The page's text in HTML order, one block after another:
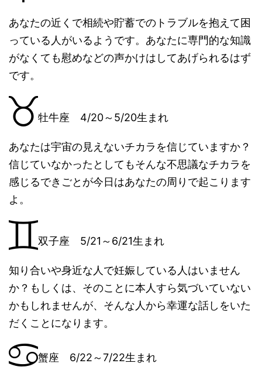
あなたの近くで相続や貯蓄でのトラブルを抱えて困
っている人がいるようです。あなたに専門的な知識
がなくても慰めなどの声かけはしてあげられるはず
です。
牡牛座 4/20～5/20生まれ
あなたは宇宙の見えないチカラを信じていますか？
信じていなかったとしてもそんな不思議なチカラを
感じるできごとが今日はあなたの周りで起こります
よ。
双子座 5/21～6/21生まれ
知り合いや身近な人で妊娠している人はいません
か？もしくは、そのことに本人すら気づいていない
かもしれませんが、そんな人から幸運な話しをいた
だくことになります。
蟹座 6/22～7/22生まれ